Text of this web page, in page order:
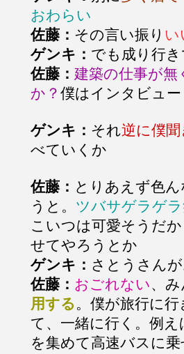
おわらい
佐藤： その言い振り い
ゲンキ： でも成り行
佐藤： 建築の仕事が
か？ 僕はインタビュ
ゲンキ： それ逆に僕
べていくか
佐藤： とりあえず色
うと。 ツバサゲラゲ
こいつは可愛そうだ
せてやろうとか
ゲンキ： さとうさん
佐藤： おごれない、
用する 。僕が旅行に
て、一緒に行く。例
を集めて高速バスに